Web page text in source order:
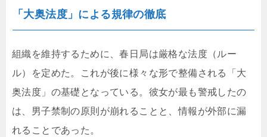
「大奥法度」による規律の徹底
組織を維持するために、春日局は厳格な法度（ルー
ル）を定めた。これが後に様々な形で整備される「大
奥法度」の基礎となっている。彼女が最も警戒したの
は、男子禁制の原則が崩れることと、情報が外部に漏
れることであった。